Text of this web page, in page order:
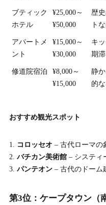
ブティック
ホテル
¥25,000～
¥50,000
歴
ト
アパートメ
ント
¥15,000～
¥30,000
キ
期
修道院宿泊
¥8,000～
¥15,000
静
的
おすすめ観光スポット
コロッセオ – 古代ローマの
バチカン美術館– システィ
パンテオン– 古代のドーム
第3位：ケープタウン（